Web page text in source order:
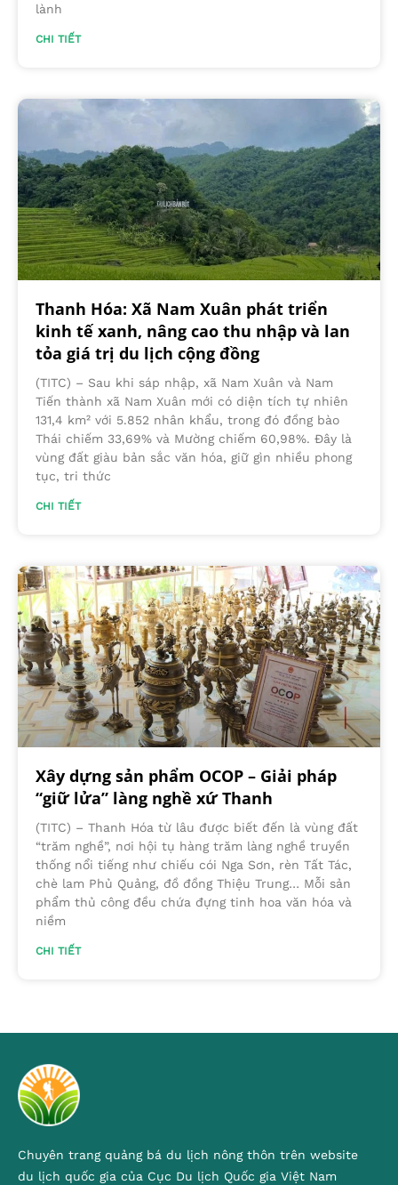
lành
CHI TIẾT
Thanh Hóa: Xã Nam Xuân phát triển
kinh tế xanh, nâng cao thu nhập và lan
tỏa giá trị du lịch cộng đồng
(TITC) – Sau khi sáp nhập, xã Nam Xuân và Nam
Tiến thành xã Nam Xuân mới có diện tích tự nhiên
131,4 km² với 5.852 nhân khẩu, trong đó đồng bào
Thái chiếm 33,69% và Mường chiếm 60,98%. Đây là
vùng đất giàu bản sắc văn hóa, giữ gìn nhiều phong
tục, tri thức
CHI TIẾT
Xây dựng sản phẩm OCOP – Giải pháp
“giữ lửa” làng nghề xứ Thanh
(TITC) – Thanh Hóa từ lâu được biết đến là vùng đất
“trăm nghề”, nơi hội tụ hàng trăm làng nghề truyền
thống nổi tiếng như chiếu cói Nga Sơn, rèn Tất Tác,
chè lam Phủ Quảng, đồ đồng Thiệu Trung… Mỗi sản
phẩm thủ công đều chứa đựng tinh hoa văn hóa và
niềm
CHI TIẾT
Chuyên trang quảng bá du lịch nông thôn trên website
du lịch quốc gia của Cục Du lịch Quốc gia Việt Nam